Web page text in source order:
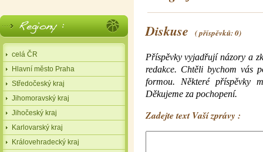
celá ČR
Hlavní město Praha
Středočeský kraj
Jihomoravský kraj
Jihočeský kraj
Karlovarský kraj
Královehradecký kraj
Diskuse
( příspěvků: 0)
Příspěvky vyjadřují názory a
redakce. Chtěli bychom vás
formou. Některé příspěvky
Děkujeme za pochopení.
Zadejte text Vaší zprávy :